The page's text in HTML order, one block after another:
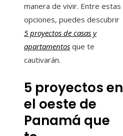
manera de vivir. Entre estas
opciones, puedes descubrir
5 proyectos de casas y
apartamentos que te
cautivarán.
5 proyectos en
el oeste de
Panamá que